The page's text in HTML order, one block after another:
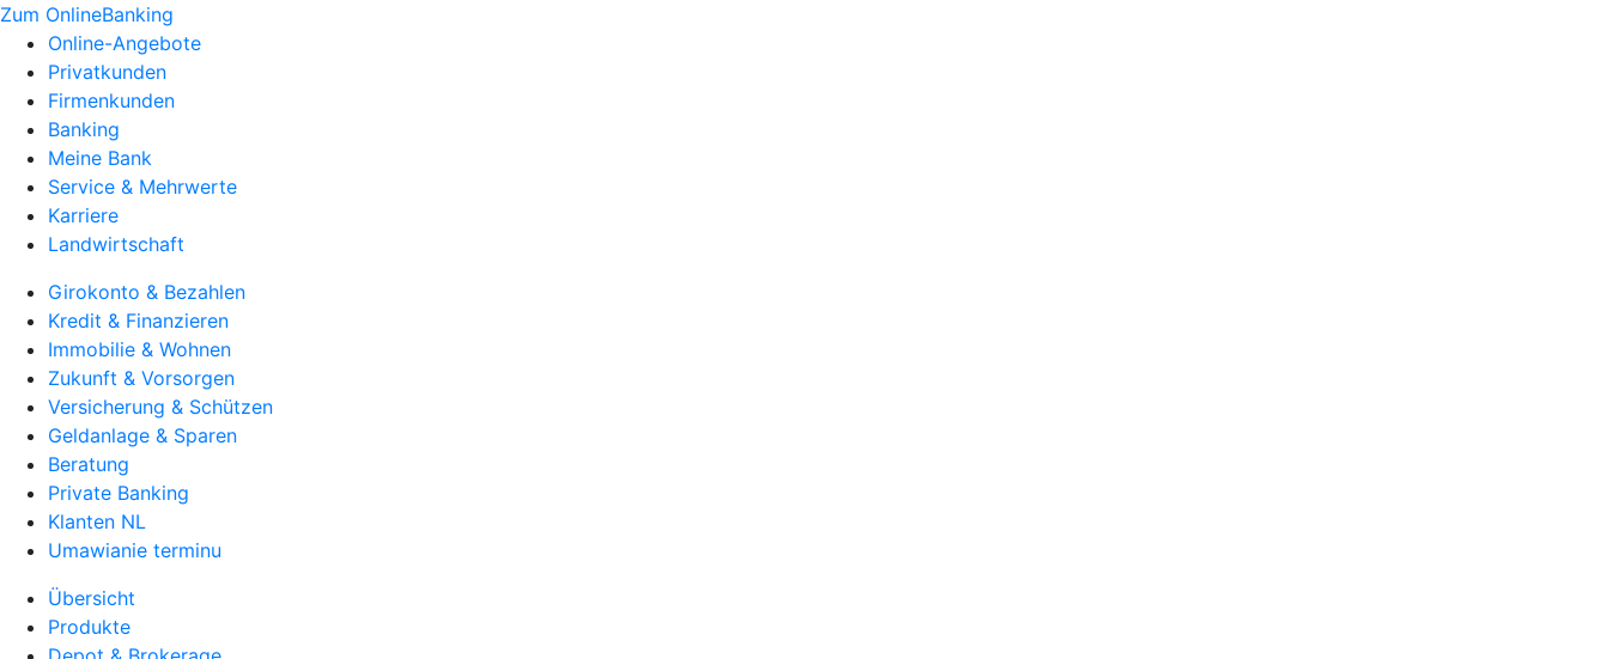
Zum OnlineBanking
Online-Angebote
Privatkunden
Firmenkunden
Banking
Meine Bank
Service & Mehrwerte
Karriere
Landwirtschaft
Girokonto & Bezahlen
Kredit & Finanzieren
Immobilie & Wohnen
Zukunft & Vorsorgen
Versicherung & Schützen
Geldanlage & Sparen
Beratung
Private Banking
Klanten NL
Umawianie terminu
Übersicht
Produkte